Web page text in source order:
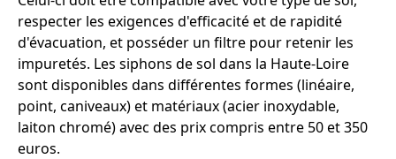
respecter les exigences d'efficacité et de rapidité
d'évacuation, et posséder un filtre pour retenir les
impuretés. Les siphons de sol dans la Haute-Loire
sont disponibles dans différentes formes (linéaire,
point, caniveaux) et matériaux (acier inoxydable,
laiton chromé) avec des prix compris entre 50 et 350
euros.